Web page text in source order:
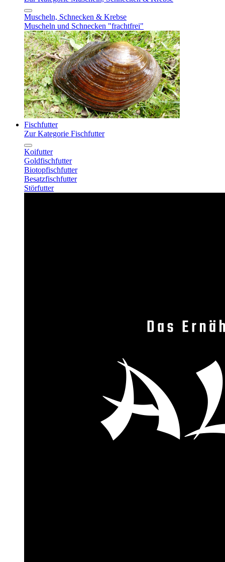
Muscheln, Schnecken & Krebse
Muscheln und Schnecken "frachtfrei"
Fischfutter
Zur Kategorie Fischfutter
Koifutter
Goldfischfutter
Biotopfischfutter
Besatzfischfutter
Störfutter